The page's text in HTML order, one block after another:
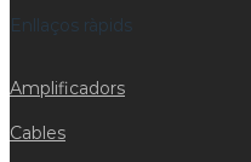
Enllaços ràpids
Amplificadors
Cables